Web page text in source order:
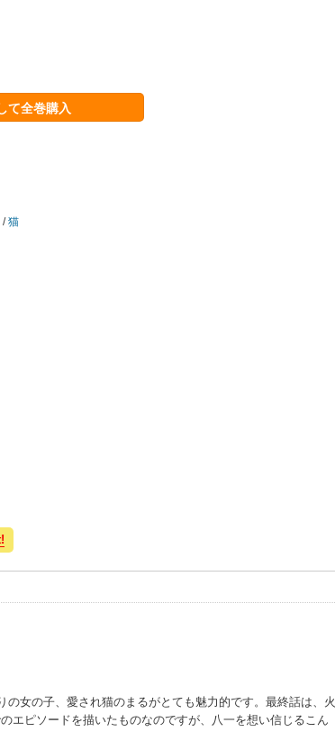
て全巻購入
/猫
女の子、愛され猫のまるがとても魅力的です。最終話は、火
エピソードを描いたものなのですが、八一を想い信じるこん